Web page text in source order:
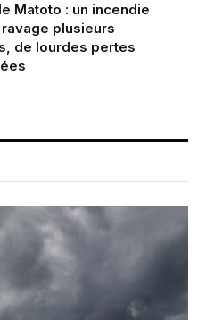
Matoto : un incendie
plusieurs
de lourdes pertes